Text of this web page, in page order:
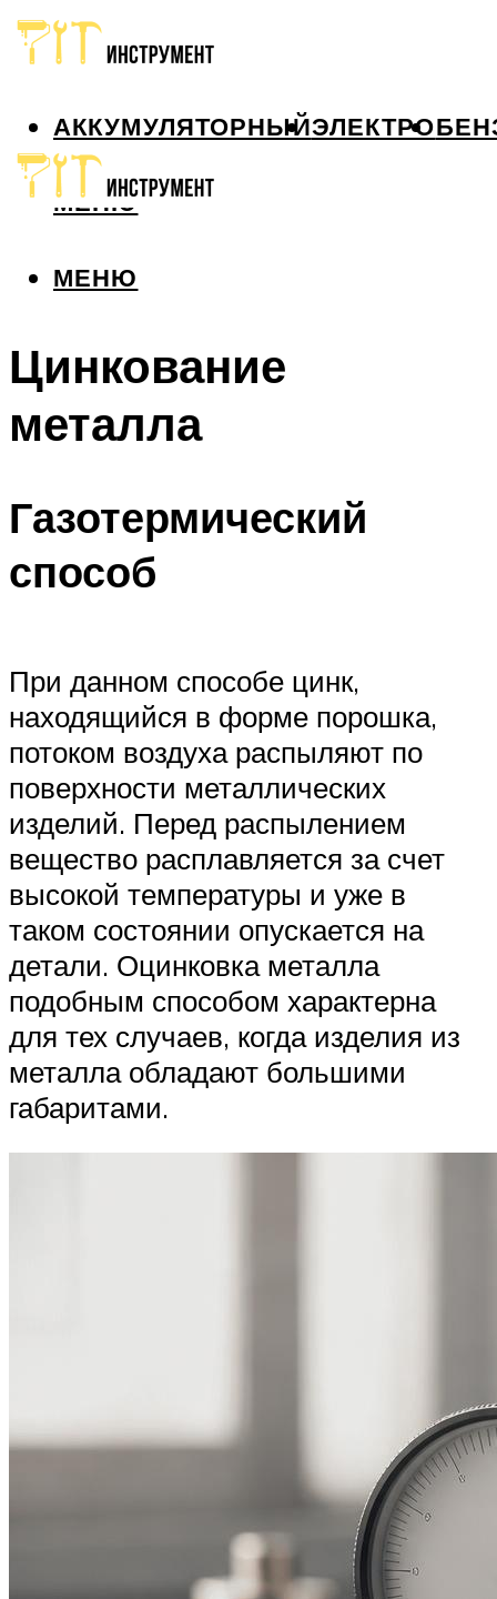
АККУМУЛЯТОРНЫЙЭЛЕКТРО
МЕНЮ
МЕНЮ
Цинкование
металла
Газотермический
способ
При данном способе цинк,
находящийся в форме порошка,
потоком воздуха распыляют по
поверхности металлических
изделий. Перед распылением
вещество расплавляется за счет
высокой температуры и уже в
таком состоянии опускается на
детали. Оцинковка металла
подобным способом характерна
для тех случаев, когда изделия из
металла обладают большими
габаритами.